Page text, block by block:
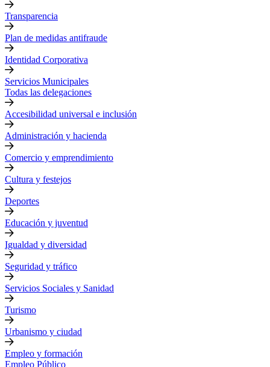
Transparencia
Plan de medidas antifraude
Identidad Corporativa
Servicios Municipales
Todas las delegaciones
Accesibilidad universal e inclusión
Administración y hacienda
Comercio y emprendimiento
Cultura y festejos
Deportes
Educación y juventud
Igualdad y diversidad
Seguridad y tráfico
Servicios Sociales y Sanidad
Turismo
Urbanismo y ciudad
Empleo y formación
Empleo Público